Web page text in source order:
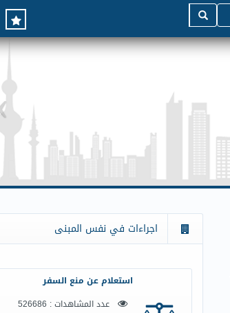
اجراءات في نفس المبنى
استعلام عن منع السفر
عدد المشاهدات : 526686